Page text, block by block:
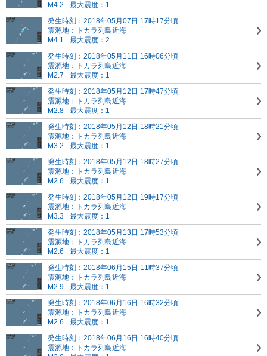
M4.2
最大震度：1
発生時刻：2018年05月07日 17時17分頃
震源地：トカラ列島近海
M4.1
最大震度：2
発生時刻：2018年05月11日 16時06分頃
震源地：トカラ列島近海
M2.7
最大震度：1
発生時刻：2018年05月12日 17時47分頃
震源地：トカラ列島近海
M2.8
最大震度：1
発生時刻：2018年05月12日 18時21分頃
震源地：トカラ列島近海
M3.2
最大震度：1
発生時刻：2018年05月12日 18時27分頃
震源地：トカラ列島近海
M2.6
最大震度：1
発生時刻：2018年05月12日 19時17分頃
震源地：トカラ列島近海
M3.3
最大震度：1
発生時刻：2018年05月13日 17時53分頃
震源地：トカラ列島近海
M2.6
最大震度：1
発生時刻：2018年06月15日 11時37分頃
震源地：トカラ列島近海
M2.9
最大震度：1
発生時刻：2018年06月16日 16時32分頃
震源地：トカラ列島近海
M2.6
最大震度：1
発生時刻：2018年06月16日 16時40分頃
震源地：トカラ列島近海